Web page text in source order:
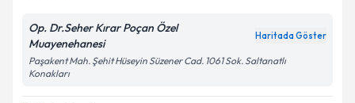
Op. Dr.Seher Kırar Poçan Özel
Muayenehanesi
Haritada Göster
Paşakent Mah. Şehit Hüseyin Süzener Cad. 1061 Sok. Saltanatlı
Konakları